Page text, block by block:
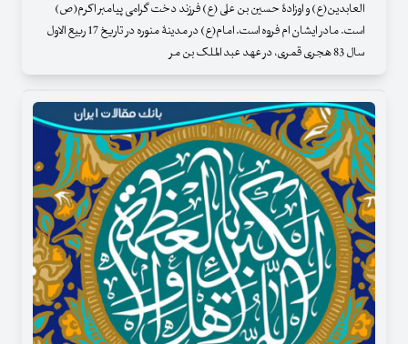
العابدین(ع) و اوزادۀ حسین بن علی (ع) فرزند دخت گرامی پیامبر اکرم(ص)
است. مادر ایشان ام فروه است. امام(ع) در مدینۀ منوره در تاریخ 17 ربیع الاول
سال 83 هجری قمری، در عهد عبد الملک بن مر